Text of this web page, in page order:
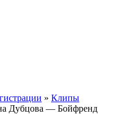
» Клипы
Дубцова — Бойфренд